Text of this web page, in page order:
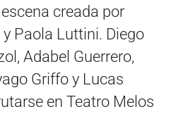
creada por
Paola Luttini. Diego
Adabel Guerrero,
Griffo y Lucas
en Teatro Melos